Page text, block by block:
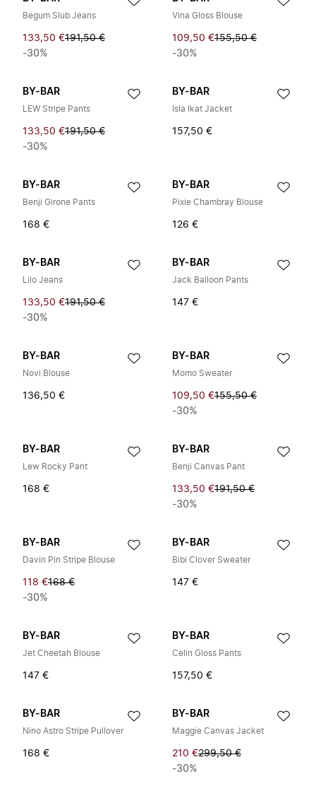
Begum Slub Jeans
133,50 €191,50 €
-30%
Vina Gloss Blouse
109,50 €155,50 €
-30%
BY-BAR
LEW Stripe Pants
133,50 €191,50 €
-30%
BY-BAR
Isla Ikat Jacket
157,50 €
BY-BAR
Benji Girone Pants
168 €
BY-BAR
Pixie Chambray Blouse
126 €
BY-BAR
Lilo Jeans
133,50 €191,50 €
-30%
BY-BAR
Jack Balloon Pants
147 €
BY-BAR
Novi Blouse
136,50 €
BY-BAR
Momo Sweater
109,50 €155,50 €
-30%
BY-BAR
Lew Rocky Pant
168 €
BY-BAR
Benji Canvas Pant
133,50 €191,50 €
-30%
BY-BAR
Davin Pin Stripe Blouse
118 €168 €
-30%
BY-BAR
Bibi Clover Sweater
147 €
BY-BAR
Jet Cheetah Blouse
147 €
BY-BAR
Celin Gloss Pants
157,50 €
BY-BAR
Nino Astro Stripe Pullover
168 €
BY-BAR
Maggie Canvas Jacket
210 €299,50 €
-30%